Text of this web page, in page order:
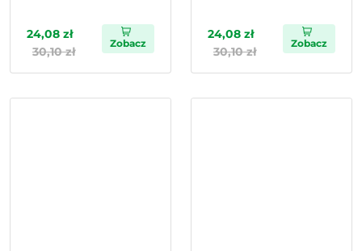
24,08 zł
30,10 zł
Zobacz
24,08 zł
30,10 zł
Zobacz